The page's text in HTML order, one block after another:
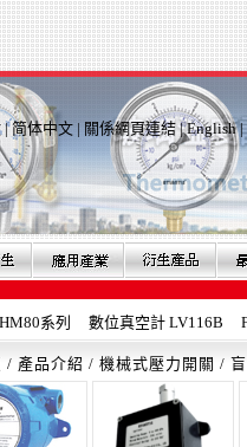
|简体中文 | 關係網頁連結|English|
系列 數位真空計 LV116B
/ 產品介紹 / 機械式壓力開關 /